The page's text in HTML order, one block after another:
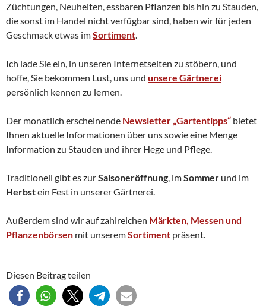
Züchtungen, Neuheiten, essbaren Pflanzen bis hin zu Stauden,
die sonst im Handel nicht verfügbar sind, haben wir für jeden
Geschmack etwas imSortiment.
Ich lade Sie ein, in unseren Internetseiten zu stöbern, und
hoffe, Sie bekommen Lust, uns und unsere Gärtnerei
persönlich kennen zu lernen.
Der monatlich erscheinende Newsletter „Gartentipps“ bietet
Ihnen aktuelle Informationen über uns sowie eine Menge
Information zu Stauden und ihrer Hege und Pflege.
Traditionell gibt es zurSaisoneröffnung, imSommer und im
Herbstein Fest in unserer Gärtnerei.
Außerdem sind wir auf zahlreichen Märkten, Messen und
Pflanzenbörsen mit unseremSortiment präsent.
Diesen Beitrag teilen